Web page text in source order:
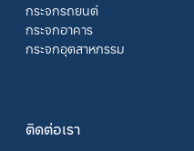
กระจกรถยนต์
กระจกอาคาร
กระจกอุตสาหกรรม
ติดต่อเรา